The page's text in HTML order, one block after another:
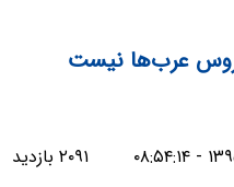
عرب‌ها نیست
۲۰۹۱ بازدید